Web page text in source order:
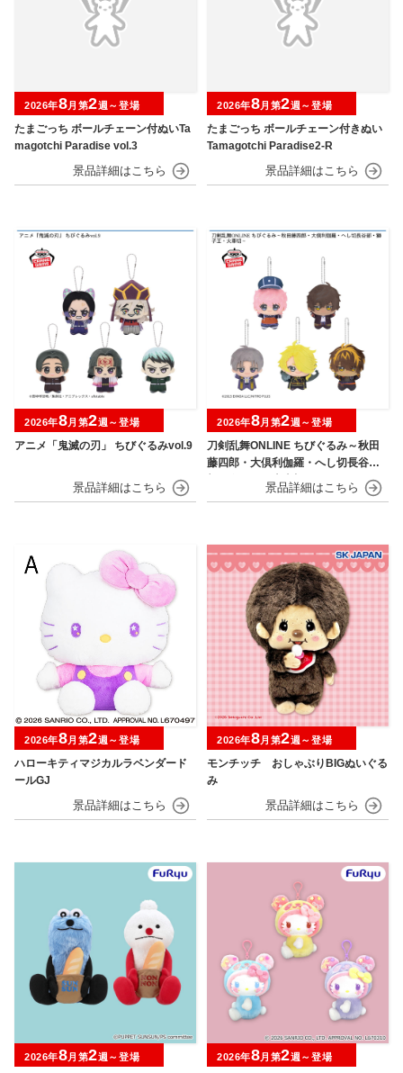
たまごっち ボールチェーン付ぬいTa
magotchi Paradise vol.3
2026年8月第2週～登場
たまごっち ボールチェーン付きぬい
Tamagotchi Paradise2-R
2026年8月第2週～登場
アニメ「鬼滅の刃」 ちびぐるみvol.9
2026年8月第2週～登場
刀剣乱舞ONLINE ちびぐるみ～秋田
藤四郎・大倶利伽羅・へし切長谷
部・獅子王・火車切～
2026年8月第2週～登場
ハローキティマジカルラベンダード
ールGJ
2026年8月第2週～登場
モンチッチ おしゃぶりBIGぬいぐる
み
2026年8月第2週～登場
2026年8月第2週～登場 2026年8月第2週～登場